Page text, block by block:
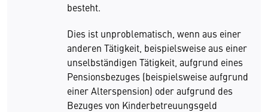
besteht.
Dies ist unproblematisch, wenn aus einer
anderen Tätigkeit, beispielsweise aus einer
unselbständigen Tätigkeit, aufgrund eines
Pensionsbezuges (beispielsweise aufgrund
einer Alterspension) oder aufgrund des
Bezuges von Kinderbetreuungsgeld